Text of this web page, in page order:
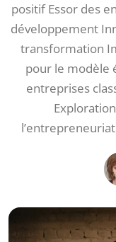
positif Essor des
développement
transformation
pour le modèle
entreprises